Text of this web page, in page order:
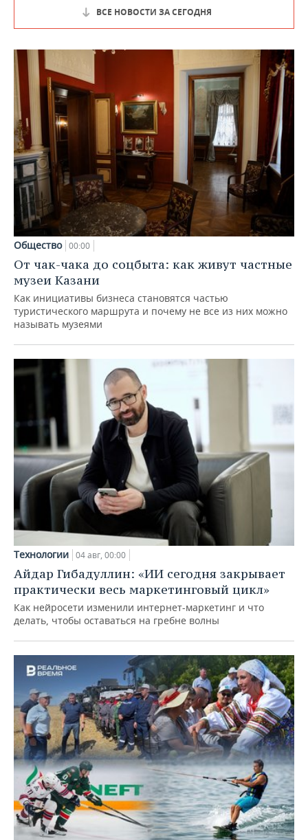
ВСЕ НОВОСТИ ЗА СЕГОДНЯ
Общество 00:00
От чак-чака до соцбыта: как живут частные
музеи Казани
Как инициативы бизнеса становятся частью
туристического маршрута и почему не все из них можно
называть музеями
Технологии 04 авг, 00:00
Айдар Гибадуллин: «ИИ сегодня закрывает
практически весь маркетинговый цикл»
Как нейросети изменили интернет-маркетинг и что
делать, чтобы оставаться на гребне волны